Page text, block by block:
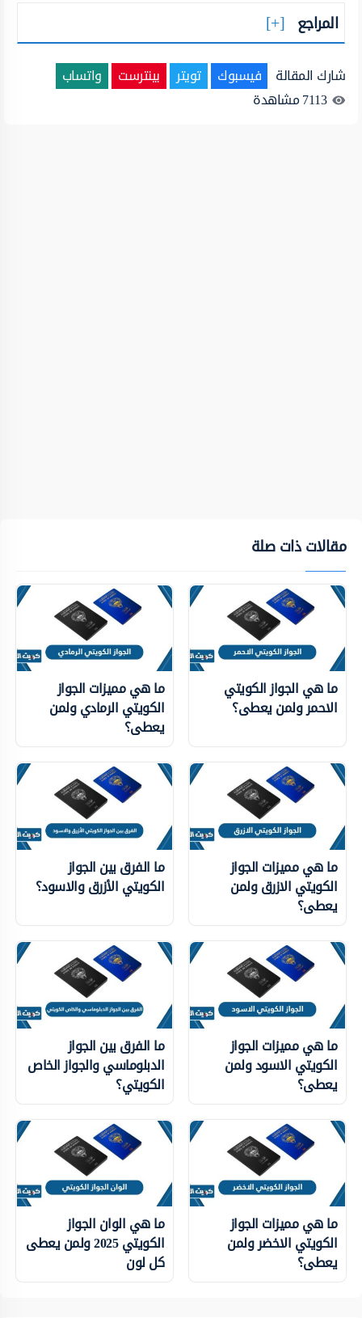
المراجع
شارك المقالة فيسبوك تويتر بينترست
واتساب
7113مشاهدة
مقالات ذات صلة
ما هي الجواز الكويتي
الاحمر ولمن يعطى؟
ما هي مميزات الجواز
الكويتي الرمادي ولمن
يعطى؟
ما هي مميزات الجواز
الكويتي الازرق ولمن
يعطى؟
ما الفرق بين الجواز
الكويتي الأزرق والاسود؟
ما هي مميزات الجواز
الكويتي الاسود ولمن
يعطى؟
ما الفرق بين الجواز
الدبلوماسي والجواز الخاص
الكويتي؟
ما هي مميزات الجواز
الكويتي الاخضر ولمن
يعطى؟
ما هي الوان الجواز
الكويتي 2025 ولمن يعطى
كل لون